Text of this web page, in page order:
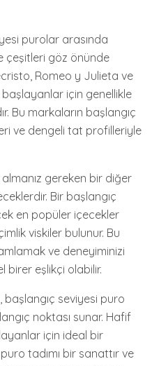
purolar arasında
çeşitleri göz önünde
Romeo y Julieta ve
için genellikle
Bu markaların başlangıç
ve dengeli tat profilleriyle
gereken bir diğer
Bir başlangıç
en popüler içecekler
viskiler bulunur. Bu
ve deneyiminizi
birer eşlikçi olabilir.
başlangıç seviyesi puro
noktası sunar. Hafif
için ideal bir
tadımı bir sanattır ve